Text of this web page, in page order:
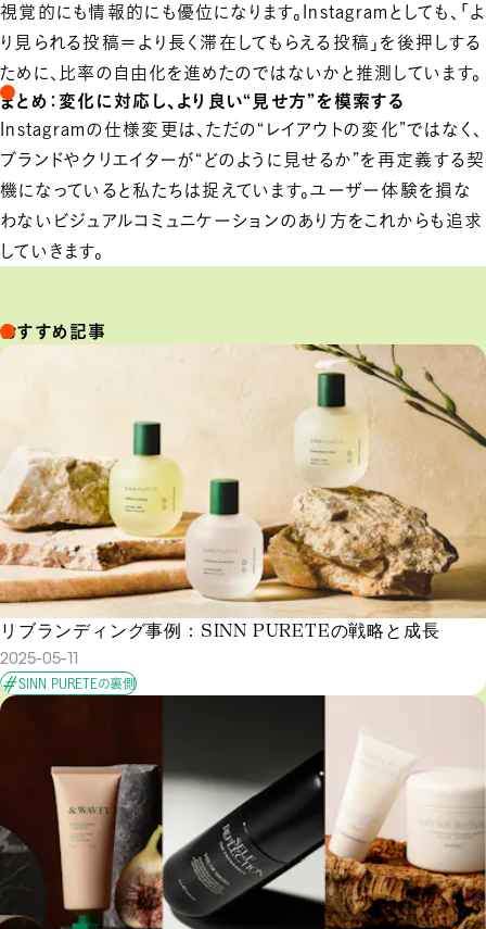
視覚的にも情報的にも優位になります。Instagramとしても、「よ
り見られる投稿＝より長く滞在してもらえる投稿」を後押しする
ために、比率の自由化を進めたのではないかと推測しています。
まとめ：変化に対応し、より良い“見せ方”を模索する
Instagramの仕様変更は、ただの“レイアウトの変化”ではなく、
ブランドやクリエイターが“どのように見せるか”を再定義する契
機になっていると私たちは捉えています。ユーザー体験を損な
わないビジュアルコミュニケーションのあり方をこれからも追求
していきます。
おすすめ記事
リブランディング事例：SINN PURETEの戦略と成長
2025-05-11
SINN PURETEの裏側